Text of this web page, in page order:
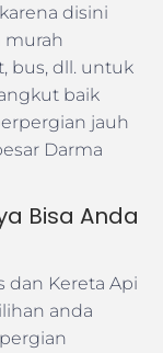
disini
murah
bus, dll. untuk
baik
jauh
Darma
Bisa Anda
dan Kereta Api
anda